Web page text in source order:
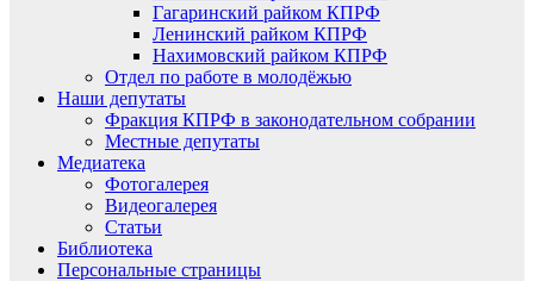
Гагаринский райком КПРФ
Ленинский райком КПРФ
Нахимовский райком КПРФ
Отдел по работе в молодёжью
Наши депутаты
Фракция КПРФ в законодательном собрании
Местные депутаты
Медиатека
Фотогалерея
Видеогалерея
Статьи
Библиотека
Персональные страницы